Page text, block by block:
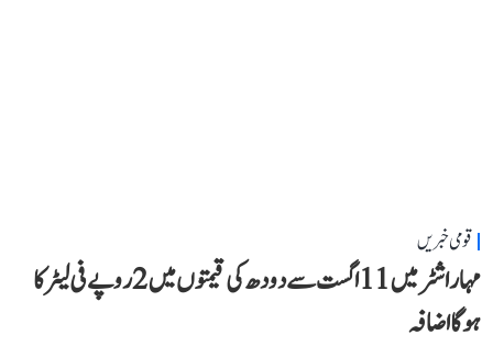
قومی خبریں
مہاراشٹر میں 11 اگست سے دودھ کی قیمتوں میں 2 روپے فی لیٹر کا
ہوگا اضافہ